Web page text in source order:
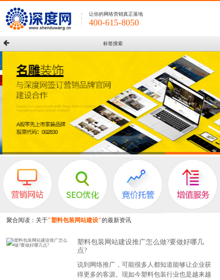
让你的网络营销真正落地
400-615-8050
标签搜索
聚合阅读：关于"塑料包装网站建设"的最新资讯
塑料包装网站建设推广怎么做?要做好哪几
点?
说到网络推广，可能很多人都知道能够让企业获
得更多的客源。现如今塑料包装行业也是越来越